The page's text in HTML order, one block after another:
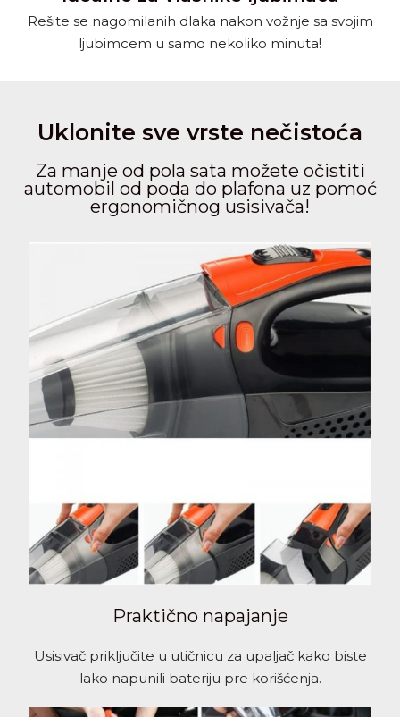
Rešite se nagomilanih dlaka nakon vožnje sa svojim
ljubimcem u samo nekoliko minuta!
Uklonite sve vrste nečistoća
Za manje od pola sata možete očistiti
automobil od poda do plafona uz pomoć
ergonomičnog usisivača!
Praktično napajanje
Usisivač priključite u utičnicu za upaljač kako biste
lako napunili bateriju pre korišćenja.